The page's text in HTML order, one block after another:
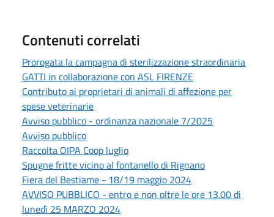
Contenuti correlati
Prorogata la campagna di sterilizzazione straordinaria
GATTI in collaborazione con ASL FIRENZE
Contributo ai proprietari di animali di affezione per
spese veterinarie
Avviso pubblico - ordinanza nazionale 7/2025
Avviso pubblico
Raccolta OIPA Coop luglio
Spugne fritte vicino al fontanello di Rignano
Fiera del Bestiame - 18/19 maggio 2024
AVVISO PUBBLICO - entro e non oltre le ore 13.00 di
lunedì 25 MARZO 2024